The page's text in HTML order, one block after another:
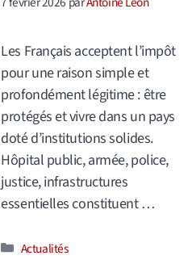
Les Français acceptent l’impôt
pour une raison simple et
profondément légitime : être
protégés et vivre dans un pays
doté d’institutions solides.
Hôpital public, armée, police,
justice, infrastructures
essentielles constituent …
Catégories
Actualités